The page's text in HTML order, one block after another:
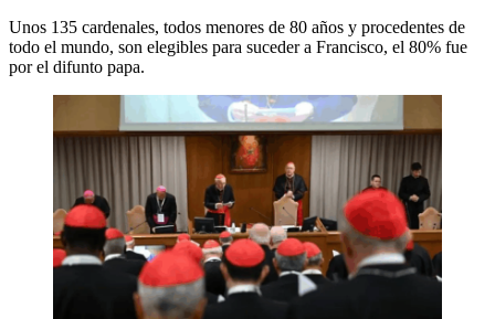
Unos 135 cardenales, todos menores de 80 años y procedentes de
todo el mundo, son elegibles para suceder a Francisco, el 80% fue
por el difunto papa.